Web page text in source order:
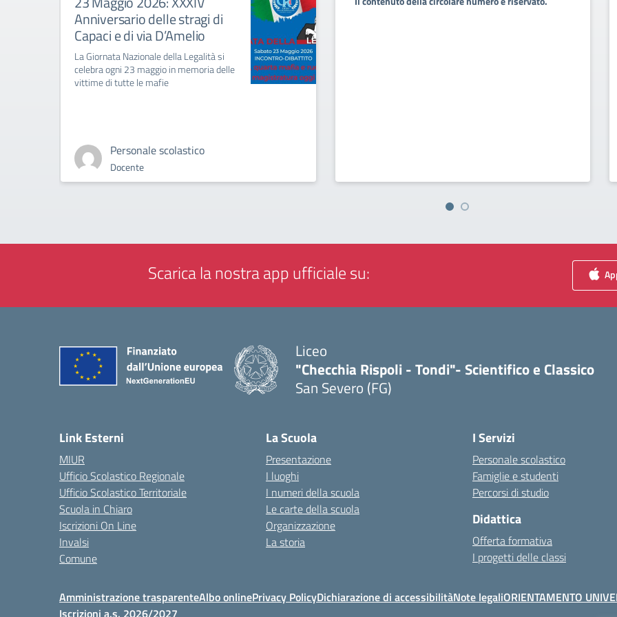
Anniversario delle stragi di
Capaci e di via D’Amelio
La Giornata Nazionale della Legalità si
celebra ogni 23 maggio in memoria delle
vittime di tutte le mafie
Personale scolastico
Docente
Scarica la nostra app ufficiale su:
Liceo
"Checchia Rispoli - Tondi"- Scientifico e Classico
San Severo (FG)
Link Esterni
MIUR
Ufficio Scolastico Regionale
Ufficio Scolastico Territoriale
Scuola in Chiaro
Iscrizioni On Line
Invalsi
Comune
La Scuola
Presentazione
I luoghi
I numeri della scuola
Le carte della scuola
Organizzazione
La storia
I Servizi
Personale scolastico
Famiglie e studenti
Percorsi di studio
Didattica
Offerta formativa
I progetti delle classi
Amministrazione trasparenteAlbo onlinePrivacy PolicyDichiarazione di accessibilitàNote legaliORIENTAMENTO
Iscrizioni a.s. 2026/2027